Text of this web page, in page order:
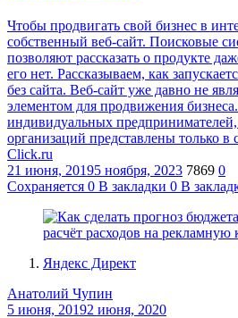
Чтобы продвигать свой бизнес в
собственный веб-сайт. Поисковые
позволяют рассказать о продукте
его нет. Рассказываем, как
без сайта. Веб-сайт уже давно не
элементом для продвижения
индивидуальных
организаций представлены только
Click.ru
21 июня, 20195 ноября, 2023 7869 0
Сохраняется 0 В закладки 0 В
Яндекс Директ
Анатолий Чупин
5 июня, 20192 июня, 2020